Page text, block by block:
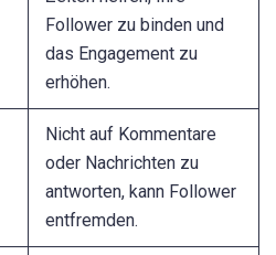
Follower zu binden und
das Engagement zu
erhöhen.
Nicht auf Kommentare
oder Nachrichten zu
antworten, kann Follower
entfremden.